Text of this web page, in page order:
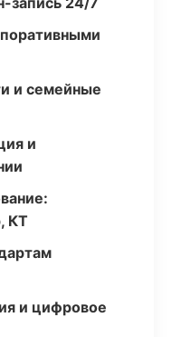
и семейные
и
КТ
и цифровое